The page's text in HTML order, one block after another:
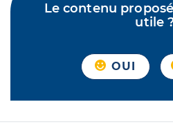
Le contenu
utile
OUI